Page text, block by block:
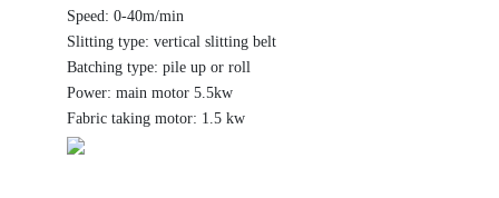
Speed: 0-40m/min
Slitting type: vertical slitting belt
Batching type: pile up or roll
Power: main motor 5.5kw
Fabric taking motor: 1.5 kw